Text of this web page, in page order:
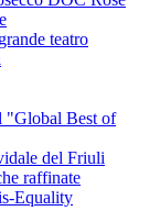
teatro
"Global Best of
del Friuli
raffinate
Equality